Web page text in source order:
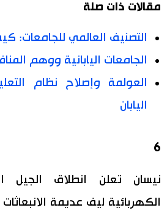
مقالات ذات صلة
التصنيف العالمي للجامعات:
الجامعات اليابانية ووهم
العولمة وإصلاح نظام
اليابان
6
نيسان تعلن انطلاق الجيل